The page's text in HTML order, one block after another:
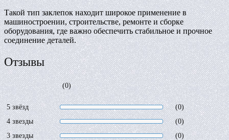
Такой тип заклепок находит широкое применение в
машиностроении, строительстве, ремонте и сборке
оборудования, где важно обеспечить стабильное и прочное
соединение деталей.
Отзывы
(0)
5 звёзд
(0)
4 звезды
(0)
3 звезды
(0)